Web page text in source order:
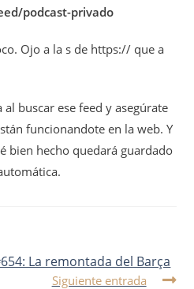
podcast-privado
Ojo a la s de https:// que a
buscar ese feed y asegúrate
funcionandote en la web. Y
bien hecho quedará guardado
La remontada del Barça
Siguiente entrada